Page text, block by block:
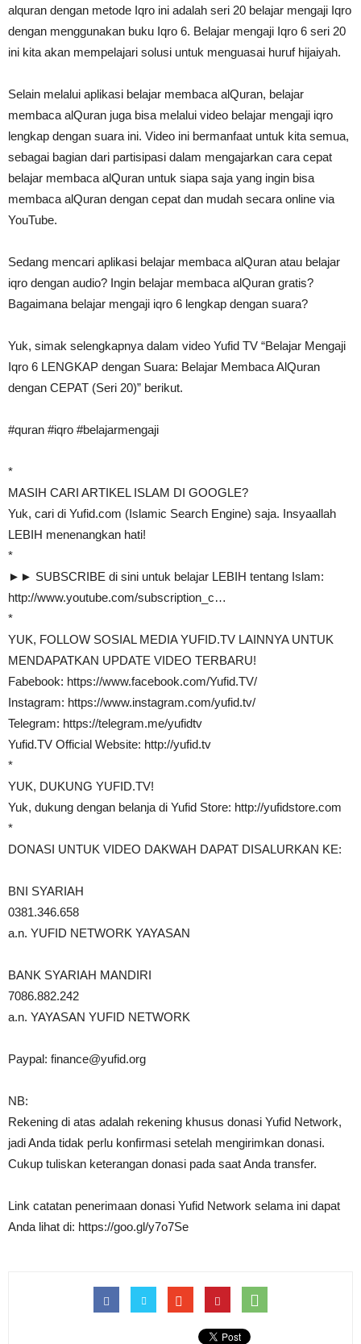
alquran dengan metode Iqro ini adalah seri 20 belajar mengaji Iqro
dengan menggunakan buku Iqro 6. Belajar mengaji Iqro 6 seri 20
ini kita akan mempelajari solusi untuk menguasai huruf hijaiyah.
Selain melalui aplikasi belajar membaca alQuran, belajar
membaca alQuran juga bisa melalui video belajar mengaji iqro
lengkap dengan suara ini. Video ini bermanfaat untuk kita semua,
sebagai bagian dari partisipasi dalam mengajarkan cara cepat
belajar membaca alQuran untuk siapa saja yang ingin bisa
membaca alQuran dengan cepat dan mudah secara online via
YouTube.
Sedang mencari aplikasi belajar membaca alQuran atau belajar
iqro dengan audio? Ingin belajar membaca alQuran gratis?
Bagaimana belajar mengaji iqro 6 lengkap dengan suara?
Yuk, simak selengkapnya dalam video Yufid TV “Belajar Mengaji
Iqro 6 LENGKAP dengan Suara: Belajar Membaca AlQuran
dengan CEPAT (Seri 20)” berikut.
#quran #iqro #belajarmengaji
*
MASIH CARI ARTIKEL ISLAM DI GOOGLE?
Yuk, cari di Yufid.com (Islamic Search Engine) saja. Insyaallah
LEBIH menenangkan hati!
*
►► SUBSCRIBE di sini untuk belajar LEBIH tentang Islam:
http://www.youtube.com/subscription_c…
*
YUK, FOLLOW SOSIAL MEDIA YUFID.TV LAINNYA UNTUK
MENDAPATKAN UPDATE VIDEO TERBARU!
Fabebook: https://www.facebook.com/Yufid.TV/
Instagram: https://www.instagram.com/yufid.tv/
Telegram: https://telegram.me/yufidtv
Yufid.TV Official Website: http://yufid.tv
*
YUK, DUKUNG YUFID.TV!
Yuk, dukung dengan belanja di Yufid Store: http://yufidstore.com
*
DONASI UNTUK VIDEO DAKWAH DAPAT DISALURKAN KE:
BNI SYARIAH
0381.346.658
a.n. YUFID NETWORK YAYASAN
BANK SYARIAH MANDIRI
7086.882.242
a.n. YAYASAN YUFID NETWORK
Paypal: finance@yufid.org
NB:
Rekening di atas adalah rekening khusus donasi Yufid Network,
jadi Anda tidak perlu konfirmasi setelah mengirimkan donasi.
Cukup tuliskan keterangan donasi pada saat Anda transfer.
Link catatan penerimaan donasi Yufid Network selama ini dapat
Anda lihat di: https://goo.gl/y7o7Se